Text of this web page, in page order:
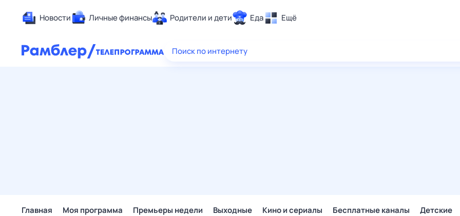
Новости Личные финансы Родители и дети Еда Ещё
Здоровье
Поиск по интернету
Главная Моя программа Премьеры недели Выходные Кино и сериалы Бесплатные каналы Детские